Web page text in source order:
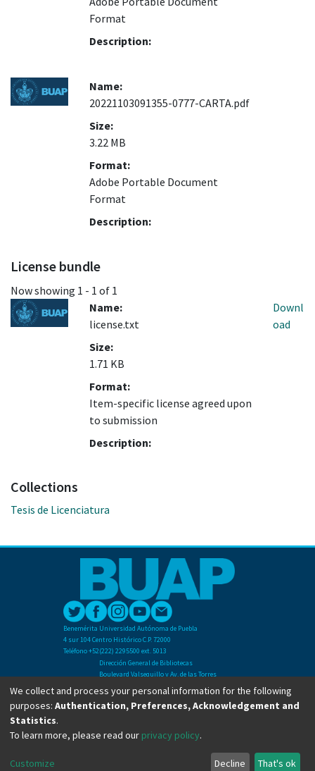
Format
Description:
Name:
20221103091355-0777-CARTA.pdf
Size:
3.22 MB
Format:
Adobe Portable Document
Format
Description:
License bundle
Now showing 1 - 1 of 1
Name:
license.txt
Size:
1.71 KB
Format:
Item-specific license agreed upon
to submission
Description:
Downl
oad
Collections
Tesis de Licenciatura
Benemérita Universidad Autónoma de Puebla
4 sur 104 Centro Histórico C.P. 72000
Teléfono +52(222) 2295500 ext. 5013
Dirección General de Bibliotecas
Boulevard Valsequillo y Av. de las Torres
Ciudad Universitaria. Col. San Manuel
C.P. 72570
Teléfono +52 (222) 2295500 Ext 2901
Copyright © Dirección General de Bibliotecas - BUAP 2024. All right reserved.
We collect and process your personal information for the following
purposes: Authentication, Preferences, Acknowledgement and
Statistics.
To learn more, please read our privacy policy.
Customize Decline That's ok